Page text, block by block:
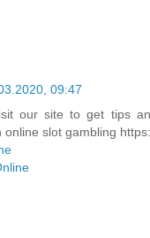
09:47
our site to get tips
online slot gambling